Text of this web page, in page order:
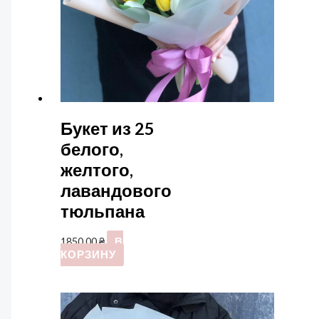
Букет из 25
белого,
желтого,
лавандового
тюльпана
1850,00₴
В
КОРЗИНУ